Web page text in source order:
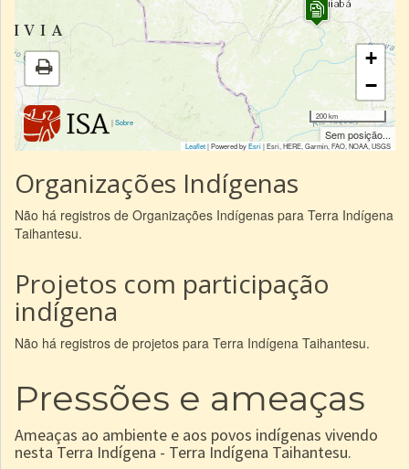
|Sobre
+
−
200 km
Sem posição...
Leaflet| Powered byEsri|Esri, HERE, Garmin, FAO, NOAA, USGS
Organizações Indígenas
Não há registros de Organizações Indígenas para Terra Indígena
Taihantesu.
Projetos com participação
indígena
Não há registros de projetos para Terra Indígena Taihantesu.
Pressões e ameaças
Ameaças ao ambiente e aos povos indígenas vivendo
nesta Terra Indígena - Terra Indígena Taihantesu.